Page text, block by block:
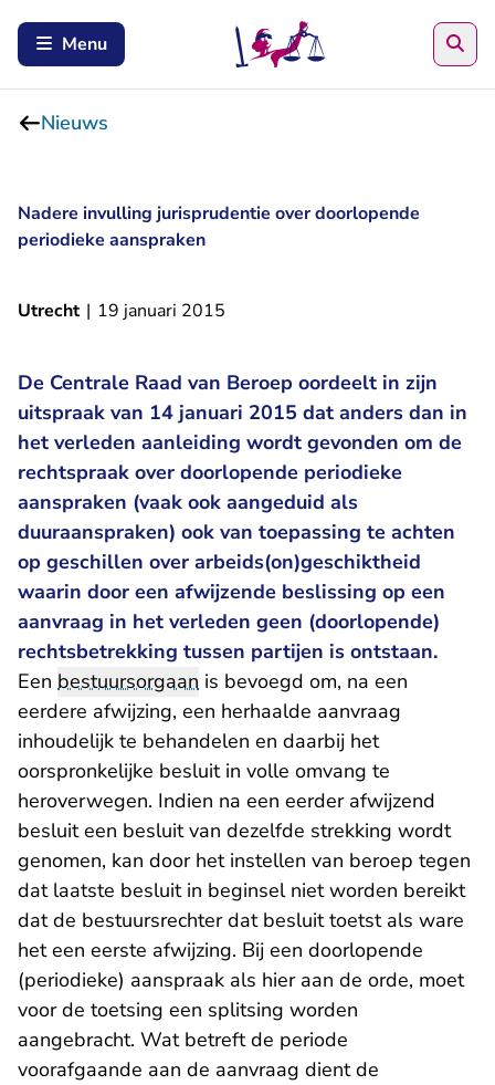
Menu
Nieuws
Nadere invulling jurisprudentie over doorlopende
periodieke aanspraken
Utrecht | 19 januari 2015
De Centrale Raad van Beroep oordeelt in zijn
uitspraak van 14 januari 2015 dat anders dan in
het verleden aanleiding wordt gevonden om de
rechtspraak over doorlopende periodieke
aanspraken (vaak ook aangeduid als
duuraanspraken) ook van toepassing te achten
op geschillen over arbeids(on)geschiktheid
waarin door een afwijzende beslissing op een
aanvraag in het verleden geen (doorlopende)
rechtsbetrekking tussen partijen is ontstaan.
Een bestuursorgaan is bevoegd om, na een
eerdere afwijzing, een herhaalde aanvraag
inhoudelijk te behandelen en daarbij het
oorspronkelijke besluit in volle omvang te
heroverwegen. Indien na een eerder afwijzend
besluit een besluit van dezelfde strekking wordt
genomen, kan door het instellen van beroep tegen
dat laatste besluit in beginsel niet worden bereikt
dat de bestuursrechter dat besluit toetst als ware
het een eerste afwijzing. Bij een doorlopende
(periodieke) aanspraak als hier aan de orde, moet
voor de toetsing een splitsing worden
aangebracht. Wat betreft de periode
voorafgaande aan de aanvraag dient de